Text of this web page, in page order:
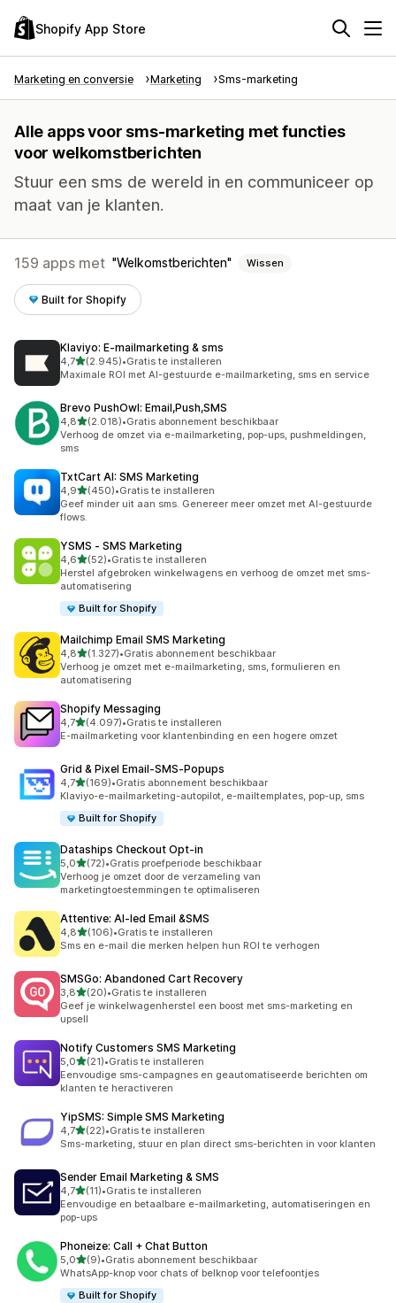
Shopify App Store
Marketing en conversie Marketing Sms-marketing
Alle apps voor sms-marketing met functies
voor welkomstberichten
Stuur een sms de wereld in en communiceer op
maat van je klanten.
159 apps met Welkomstberichten Wissen
Built for Shopify
Klaviyo: E‑mailmarketing & sms
4,7van 5 sterren
(2.945)
2945 recensies in totaal
•Gratis te installeren
Maximale ROI met AI-gestuurde e-mailmarketing, sms en service
Brevo PushOwl: Email,Push,SMS
4,8van 5 sterren
(2.018)
2018 recensies in totaal
•Gratis abonnement beschikbaar
Verhoog de omzet via e-mailmarketing, pop-ups, pushmeldingen,
sms
TxtCart AI: SMS Marketing
4,9van 5 sterren
(450)
450 recensies in totaal
•Gratis te installeren
Geef minder uit aan sms. Genereer meer omzet met AI-gestuurde
flows.
YSMS ‑ SMS Marketing
4,6van 5 sterren
(52)
52 recensies in totaal
•Gratis te installeren
Herstel afgebroken winkelwagens en verhoog de omzet met sms-
automatisering
Built for Shopify
Mailchimp Email SMS Marketing
4,8van 5 sterren
(1.327)
1327 recensies in totaal
•Gratis abonnement beschikbaar
Verhoog je omzet met e-mailmarketing, sms, formulieren en
automatisering
Shopify Messaging
4,7van 5 sterren
(4.097)
4097 recensies in totaal
•Gratis te installeren
E-mailmarketing voor klantenbinding en een hogere omzet
Grid & Pixel Email‑SMS‑Popups
4,7van 5 sterren
(169)
169 recensies in totaal
•Gratis abonnement beschikbaar
Klaviyo-e-mailmarketing-autopilot, e-mailtemplates, pop-up, sms
Built for Shopify
Dataships Checkout Opt‑in
5,0van 5 sterren
(72)
72 recensies in totaal
•Gratis proefperiode beschikbaar
Verhoog je omzet door de verzameling van
marketingtoestemmingen te optimaliseren
Attentive: AI‑led Email &SMS
4,8van 5 sterren
(106)
106 recensies in totaal
•Gratis te installeren
Sms en e-mail die merken helpen hun ROI te verhogen
SMSGo: Abandoned Cart Recovery
3,8van 5 sterren
(20)
20 recensies in totaal
•Gratis te installeren
Geef je winkelwagenherstel een boost met sms-marketing en
upsell
Notify Customers SMS Marketing
5,0van 5 sterren
(21)
21 recensies in totaal
•Gratis te installeren
Eenvoudige sms-campagnes en geautomatiseerde berichten om
klanten te heractiveren
YipSMS: Simple SMS Marketing
4,7van 5 sterren
(22)
22 recensies in totaal
•Gratis te installeren
Sms-marketing, stuur en plan direct sms-berichten in voor klanten
Sender Email Marketing & SMS
4,7van 5 sterren
(11)
11 recensies in totaal
•Gratis te installeren
Eenvoudige en betaalbare e-mailmarketing, automatiseringen en
pop-ups
Phoneize: Call + Chat Button
5,0van 5 sterren
(9)
9 recensies in totaal
•Gratis abonnement beschikbaar
WhatsApp-knop voor chats of belknop voor telefoontjes
Built for Shopify